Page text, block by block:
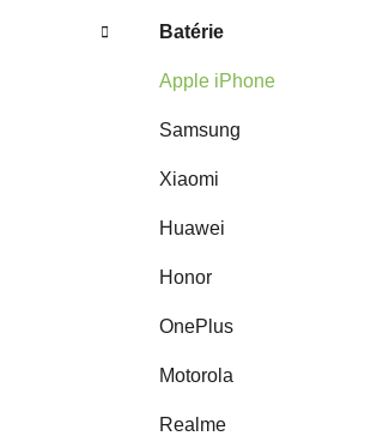
Batérie
Apple iPhone
Samsung
Xiaomi
Huawei
Honor
OnePlus
Motorola
Realme